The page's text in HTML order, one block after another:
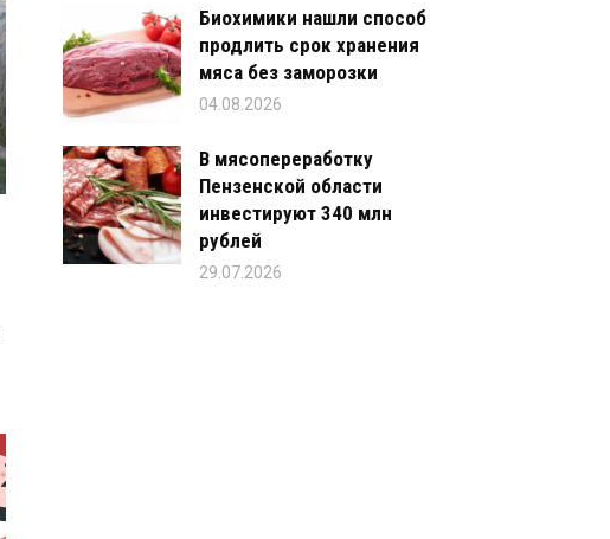
Биохимики нашли способ
продлить срок хранения
мяса без заморозки
04.08.2026
В мясопереработку
Пензенской области
инвестируют 340 млн
рублей
29.07.2026